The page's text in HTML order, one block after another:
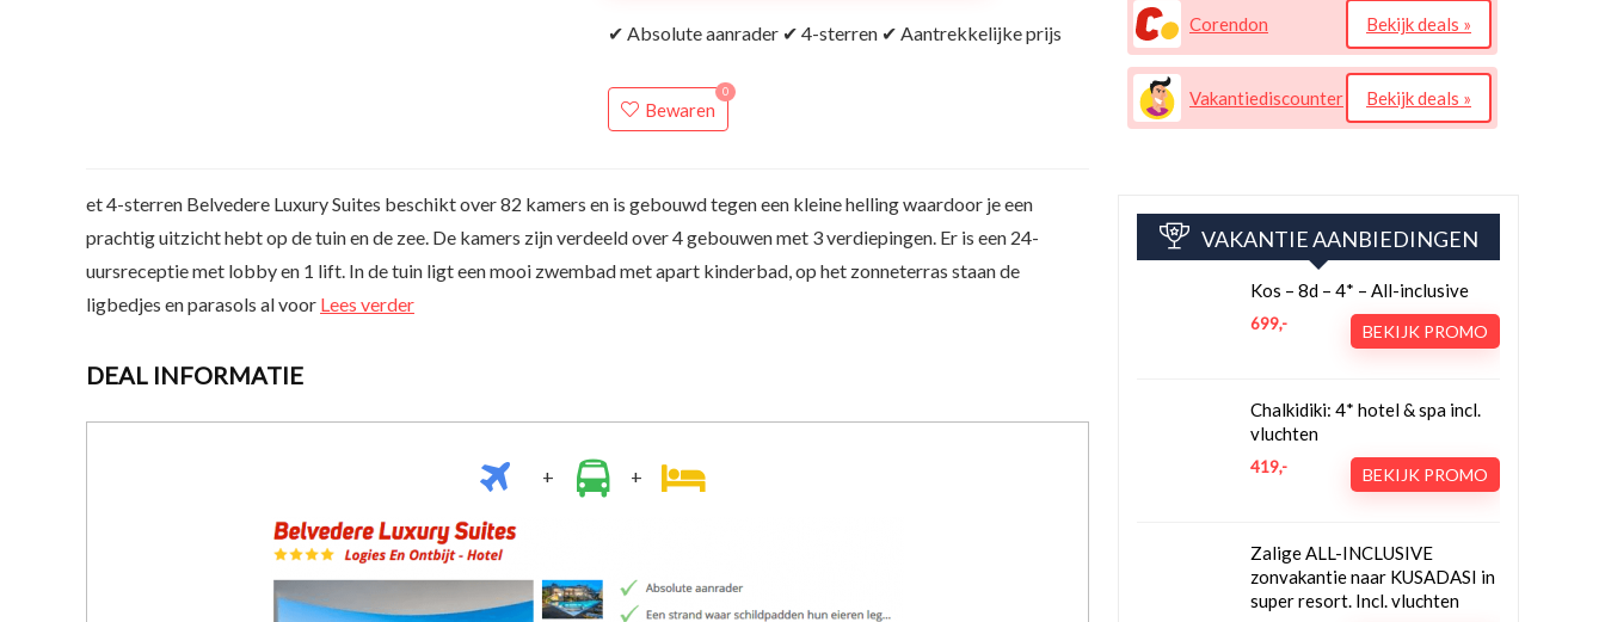
✔ Absolute aanrader ✔ 4-sterren ✔ Aantrekkelijke prijs
Bewaren
0
et 4-sterren Belvedere Luxury Suites beschikt over 82 kamers en is gebouwd tegen een kleine helling waardoor je een
prachtig uitzicht hebt op de tuin en de zee. De kamers zijn verdeeld over 4 gebouwen met 3 verdiepingen. Er is een 24-
uursreceptie met lobby en 1 lift. In de tuin ligt een mooi zwembad met apart kinderbad, op het zonneterras staan de
ligbedjes en parasols al voor Lees verder
DEAL INFORMATIE
+ +
Corendon Bekijk deals »
Vakantiediscounter Bekijk deals »
VAKANTIE AANBIEDINGEN
Kos – 8d – 4* – All-inclusive
699,- BEKIJK PROMO
Chalkidiki: 4* hotel & spa incl.
vluchten
419,- BEKIJK PROMO
Zalige ALL-INCLUSIVE
zonvakantie naar KUSADASI in
super resort. Incl. vluchten